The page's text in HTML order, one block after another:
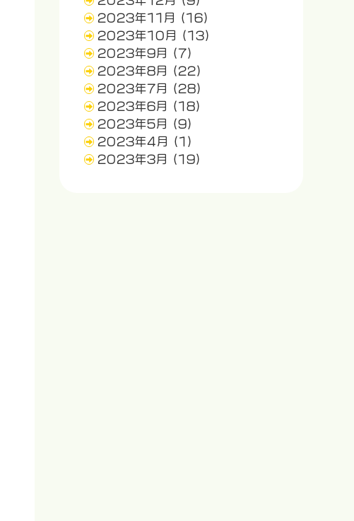
2023年11月
(16)
2023年10月
(13)
2023年9月
(7)
2023年8月
(22)
2023年7月
(28)
2023年6月
(18)
2023年5月
(9)
2023年4月
(1)
2023年3月
(19)